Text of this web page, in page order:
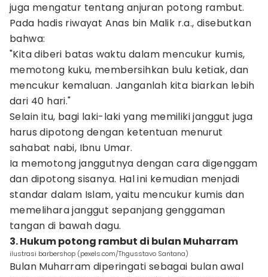
juga mengatur tentang anjuran potong rambut.
Pada hadis riwayat Anas bin Malik r.a., disebutkan
bahwa:
"Kita diberi batas waktu dalam mencukur kumis,
memotong kuku, membersihkan bulu ketiak, dan
mencukur kemaluan. Janganlah kita biarkan lebih
dari 40 hari."
Selain itu, bagi laki-laki yang memiliki janggut juga
harus dipotong dengan ketentuan menurut
sahabat nabi, Ibnu Umar.
Ia memotong janggutnya dengan cara digenggam
dan dipotong sisanya. Hal ini kemudian menjadi
standar dalam Islam, yaitu mencukur kumis dan
memelihara janggut sepanjang genggaman
tangan di bawah dagu.
3. Hukum potong rambut di bulan Muharram
ilustrasi barbershop (pexels.com/Thgusstavo Santana)
Bulan Muharram diperingati sebagai bulan awal